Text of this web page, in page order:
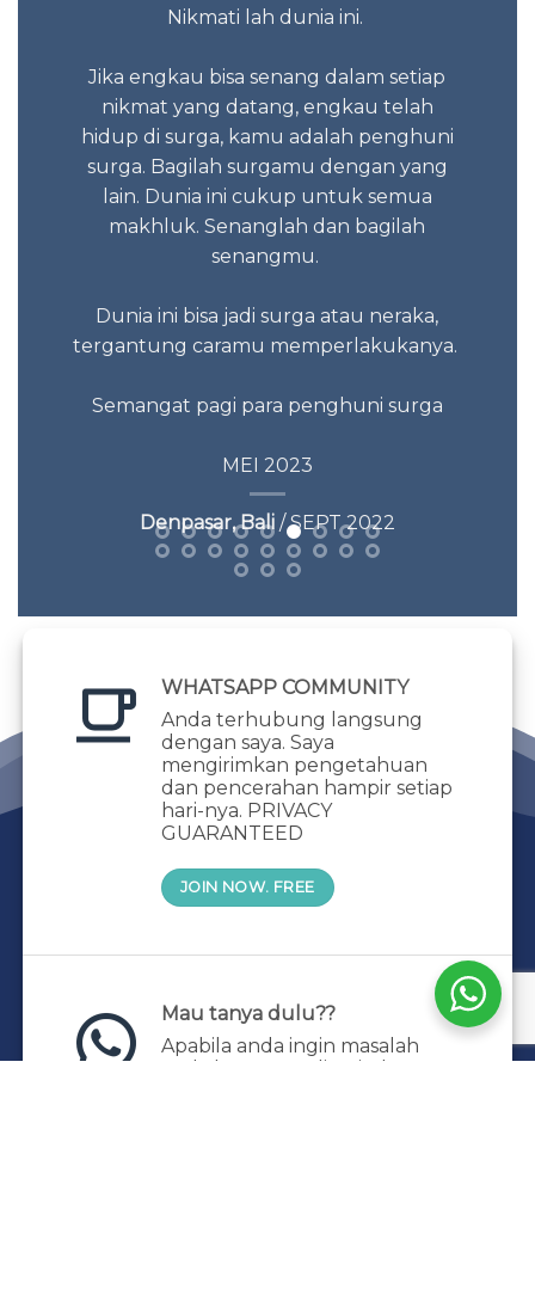
Nikmati lah dunia ini.
Jika engkau bisa senang dalam setiap
nikmat yang datang, engkau telah
hidup di surga, kamu adalah penghuni
surga. Bagilah surgamu dengan yang
lain. Dunia ini cukup untuk semua
makhluk. Senanglah dan bagilah
senangmu.
Dunia ini bisa jadi surga atau neraka,
tergantung caramu memperlakukanya.
Semangat pagi para penghuni surga
MEI 2023
Denpasar, Bali/ SEPT 2022
WHATSAPP COMMUNITY
Anda terhubung langsung
dengan saya. Saya
mengirimkan pengetahuan
dan pencerahan hampir setiap
hari-nya. PRIVACY
GUARANTEED
JOIN NOW. FREE
Mau tanya dulu??
Apabila anda ingin masalah